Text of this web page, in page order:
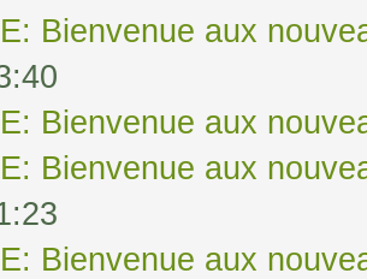
Bienvenue aux
Bienvenue aux
Bienvenue aux
Bienvenue aux